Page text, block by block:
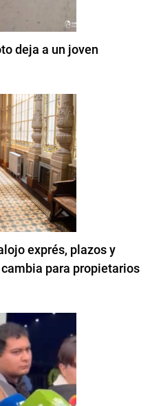
deja a un joven
exprés, plazos y
para propietarios